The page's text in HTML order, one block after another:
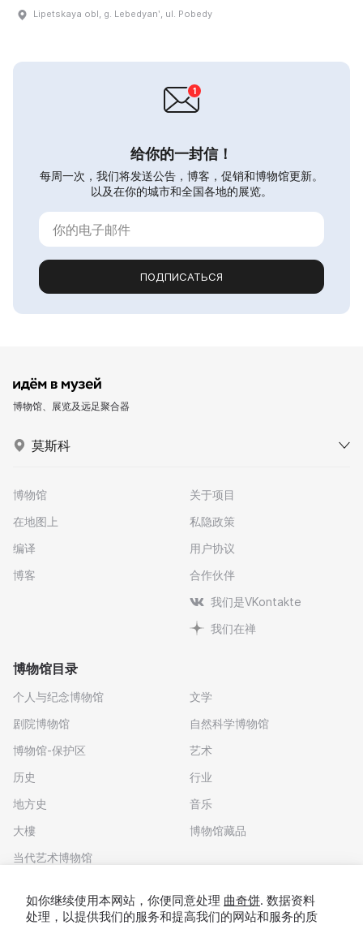
Lipetskaya obl, g. Lebedyanʹ, ul. Pobedy
给你的一封信！
每周一次，我们将发送公告，博客，促销和博物馆更新。
以及在你的城市和全国各地的展览。
ПОДПИСАТЬСЯ
博物馆、展览及远足聚合器
莫斯科
博物馆
在地图上
编译
博客
关于项目
私隐政策
用户协议
合作伙伴
我们是VKontakte
我们在禅
博物馆目录
个人与纪念博物馆
剧院博物馆
博物馆-保护区
历史
地方史
大樓
当代艺术博物馆
文学
自然科学博物馆
艺术
行业
音乐
博物馆藏品
如你继续使用本网站，你便同意处理 曲奇饼. 数据资料
处理，以提供我们的服务和提高我们的网站和服务的质